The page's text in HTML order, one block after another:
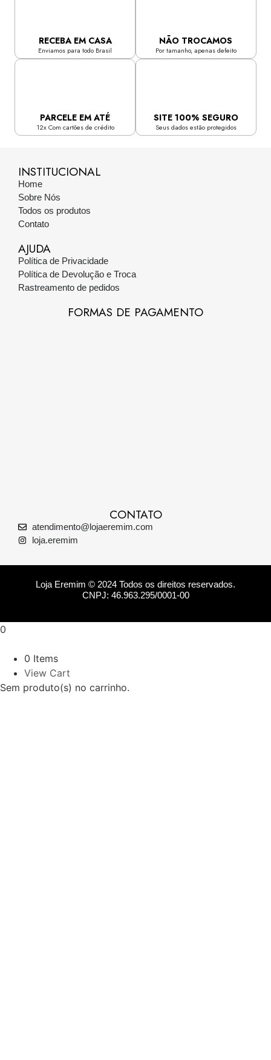
RECEBA EM CASA
Enviamos para todo Brasil
NÃO TROCAMOS
Por tamanho, apenas defeito
PARCELE EM ATÉ
12x Com cartões de crédito
SITE 100% SEGURO
Seus dados estão protegidos
INSTITUCIONAL
Home
Sobre Nós
Todos os produtos
Contato
AJUDA
Política de Privacidade
Política de Devolução e Troca
Rastreamento de pedidos
FORMAS DE PAGAMENTO
CONTATO
atendimento@lojaeremim.com
loja.eremim
Loja Eremim © 2024 Todos os direitos reservados.
CNPJ: 46.963.295/0001-00
0
0 Items
View Cart
Sem produto(s) no carrinho.